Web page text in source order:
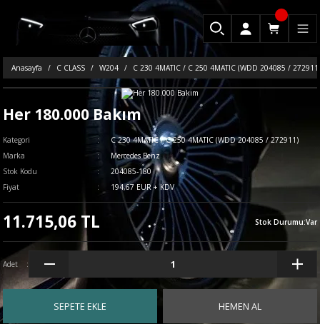
Anasayfa C CLASS W204 C 230 4MATIC / C 250 4MATIC (WDD 204085 / 272911)
Her 180.000 Bakım
Kategori
C 230 4MATIC / C 250 4MATIC (WDD 204085 / 272911)
Marka
Mercedes Benz
Stok Kodu
204085-180
Fiyat
194,67 EUR + KDV
11.715,06 TL Stok Durumu:Var
Adet
SEPETE EKLE HEMEN AL